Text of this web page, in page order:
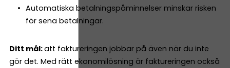
Automatiska betalningspåminnelser minskar risken
för sena betalningar.
Ditt mål:att faktureringen jobbar på även när du inte
gör det. Med rätt ekonomilösning är faktureringen också